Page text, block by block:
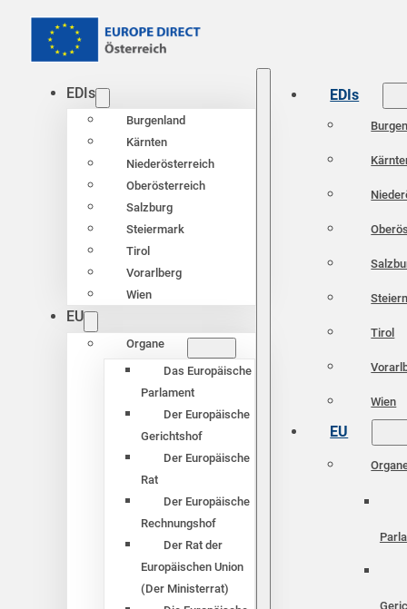
EDIs
Burgenland
Kärnten
Niederösterreich
Oberösterreich
Salzburg
Steiermark
Tirol
Vorarlberg
Wien
EU
Organe
Das Europäische
Parlament
Der Europäische
Gerichtshof
Der Europäische
Rat
Der Europäische
Rechnungshof
Der Rat der
Europäischen Union
(Der Ministerrat)
EDIs
Tirol
Wien
EU